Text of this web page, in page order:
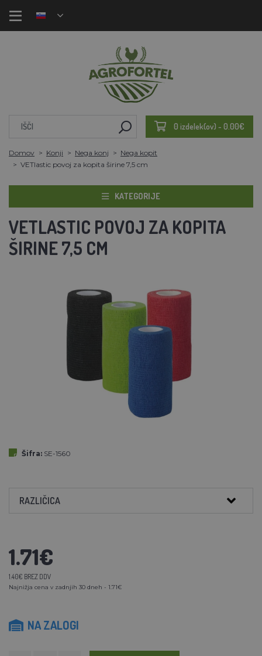
0 izdelek(ov) - 0.00€
Domov Konji Nega konj
Nega kopit
VETlastic povoj za kopita širine 7,5 cm
KATEGORIJE
VETLASTIC POVOJ ZA KOPITA
ŠIRINE 7,5 CM
Šifra: SE-1560
RAZLIČICA
1.71€
1.40€ BREZ DDV
Najnižja cena v zadnjih 30 dneh - 1.71€
NA ZALOGI